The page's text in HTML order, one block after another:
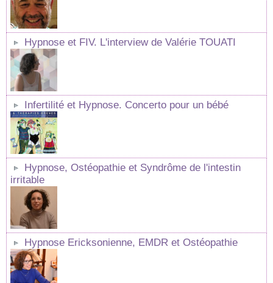
Hypnose et FIV. L'interview de Valérie TOUATI
Infertilité et Hypnose. Concerto pour un bébé
Hypnose, Ostéopathie et Syndrôme de l'intestin
irritable
Hypnose Ericksonienne, EMDR et Ostéopathie